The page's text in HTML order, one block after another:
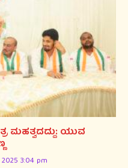
ಮಹತ್ವದದ್ದು: ಯುವ
3:04 pm